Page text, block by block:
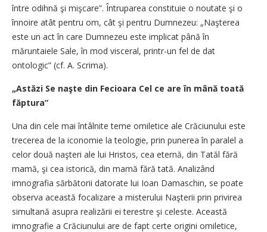
între odihnă şi mişcare”. Întruparea constituie o noutate şi o
înnoire atât pentru om, cât şi pentru Dumnezeu: „Naşterea
este un act în care Dumnezeu este implicat până în
măruntaiele Sale, în mod visceral, printr-un fel de dat
ontologic” (cf. A. Scrima).
„Astăzi Se naşte din Fecioara Cel ce are în mână toată
făptura”
Una din cele mai întâlnite teme omiletice ale Crăciunului este
trecerea de la iconomie la teologie, prin punerea în paralel a
celor două naşteri ale lui Hristos, cea eternă, din Tatăl fără
mamă, şi cea istorică, din mamă fără tată. Analizând
imnografia sărbătorii datorate lui Ioan Damaschin, se poate
observa această focalizare a misterului Naşterii prin privirea
simultană asupra realizării ei terestre şi celeste. Această
imnografie a Crăciunului are de fapt certe origini omiletice,